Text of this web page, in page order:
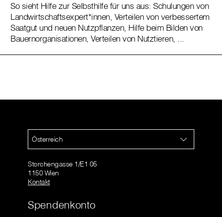
So sieht Hilfe zur Selbsthilfe für uns aus: Schulungen von
Landwirtschaftsexpert*innen, Verteilen von verbessertem
Saatgut und neuen Nutzpflanzen, Hilfe beim Bilden von
Bauernorganisationen, Verteilen von Nutztieren, ...
Österreich
Storchengasse 1/E1 05
1150 Wien
Kontakt
Spendenkonto